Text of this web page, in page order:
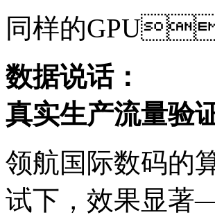
同样的
数据说话：
真实生产流量验
领航国际数码的
试下，效果显